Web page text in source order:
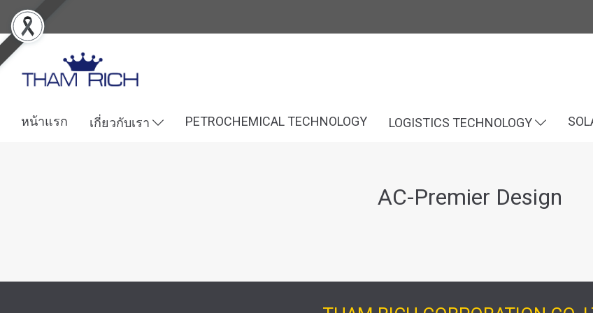
หน้าแรก เกี่ยวกับเรา PETROCHEMICAL TECHNOLOGY LOGISTICS TECHNOLOGY
AC-Premier Design